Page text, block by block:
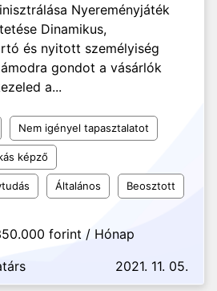
Nyereményjáték
Dinamikus,
és nyitott személyiség
gondot a vásárlók
a...
Nem igényel tapasztalatot
képző
Általános Beosztott
forint / Hónap
2021. 11. 05.